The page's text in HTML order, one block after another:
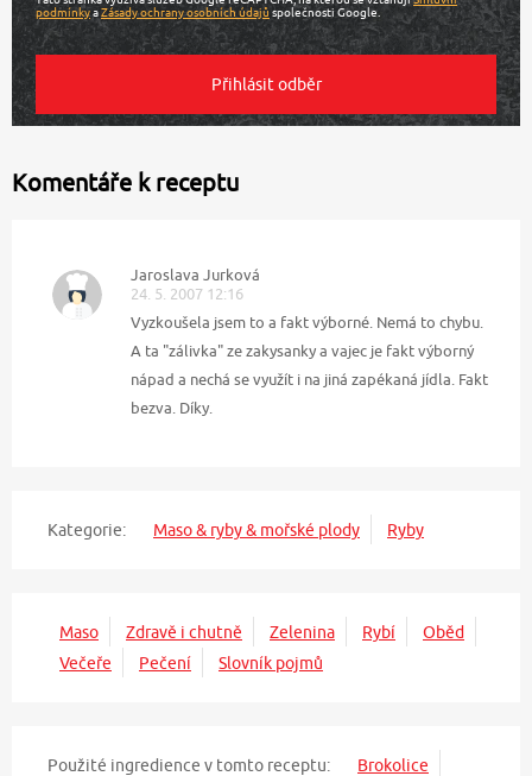
podmínkyaZásady ochrany osobních údajů společnosti Google.
Komentáře k receptu
Jaroslava Jurková
24. 5. 2007 12:16
Vyzkoušela jsem to a fakt výborné. Nemá to chybu.
A ta "zálivka" ze zakysanky a vajec je fakt výborný
nápad a nechá se využít i na jiná zapékaná jídla. Fakt
bezva. Díky.
Kategorie: Maso & ryby & mořské plody Ryby
Maso Zdravě i chutně Zelenina Rybí
Oběd
Večeře
Pečení Slovník pojmů
Použité ingredience v tomto receptu:
Brokolice